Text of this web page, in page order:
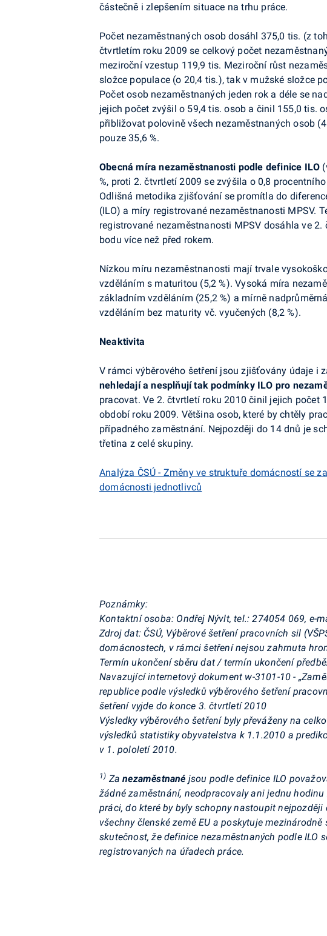
částečně i zlepšením situace na trhu práce.
Počet nezaměstnanýchosob dosáhl 375,0 tis. (z
čtvrtletím roku 2009 se celkový počet
meziroční vzestup 119,9 tis. Meziroční růst
složce populace (o 20,4 tis.), tak v mužské složce
Počet osob nezaměstnaných jeden rok a déle se
jejich počet zvýšil o 59,4 tis. osob a činil 155,0 tis.
přibližovat polovině všech nezaměstnaných osob
pouze 35,6 %.
Obecná míra nezaměstnanosti podle definice ILO
%, proti 2. čtvrtletí 2009 se zvýšila o 0,8
Odlišná metodika zjišťování se promítla do
(ILO) a míry registrované nezaměstnanosti MPSV.
registrované nezaměstnanosti MPSV dosáhla ve
bodu více než před rokem.
Nízkou míru nezaměstnanosti mají trvale
vzděláním s maturitou (5,2 %). Vysoká míra
základním vzděláním (25,2 %) a mírně
vzděláním bez maturity vč. vyučených (8,2 %).
Neaktivita
V rámci výběrového šetření jsou zjišťovány údaje i
nehledají a nesplňují tak podmínky ILO pro
pracovat. Ve 2. čtvrtletí roku 2010 činil jejich počet
období roku 2009. Většina osob, které by chtěly
případného zaměstnání. Nejpozději do 14 dnů je
třetina z celé skupiny.
Analýza ČSÚ - Změny ve struktuře domácností se
domácnosti jednotlivců
Poznámky:
Kontaktní osoba: Ondřej Nývlt, tel.: 274054 069, e-
Zdroj dat: ČSÚ, Výběrové šetření pracovních sil
domácnostech, v rámci šetření nejsou zahrnuta
Termín ukončení sběru dat / termín ukončení
Navazující internetový dokument w-3101-10 -
republice podle výsledků výběrového šetření
šetření vyjde do konce 3. čtvrtletí 2010
Výsledky výběrového šetření byly převáženy na
výsledků statistiky obyvatelstva k 1.1.2010 a
v 1. pololetí 2010.
1) Zanezaměstnané jsou podle definice ILO
žádné zaměstnání, neodpracovaly ani jednu
práci, do které by byly schopny nastoupit
všechny členské země EU a poskytuje
skutečnost, že definice nezaměstnaných podle ILO
registrovaných na úřadech práce.